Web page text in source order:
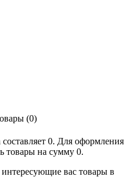
(0)
0. Для оформления
товары на сумму 0.
вас товары в